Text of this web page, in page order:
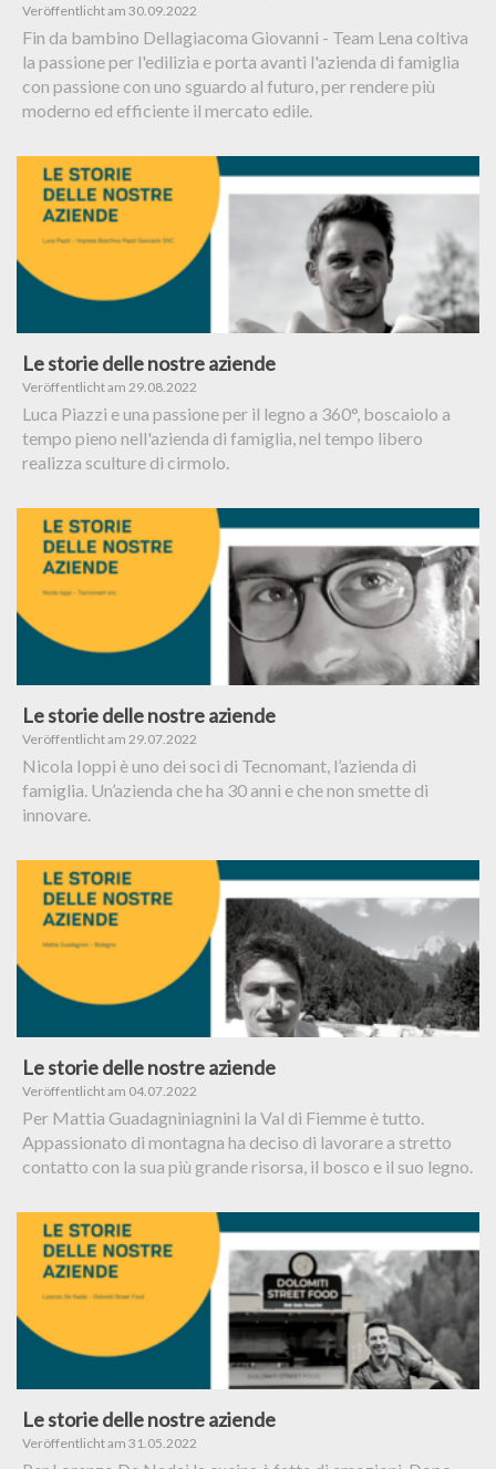
Veröffentlicht am 30.09.2022
Fin da bambino Dellagiacoma Giovanni - Team Lena coltiva
la passione per l'edilizia e porta avanti l'azienda di famiglia
con passione con uno sguardo al futuro, per rendere più
moderno ed efficiente il mercato edile.
Le storie delle nostre aziende
Veröffentlicht am 29.08.2022
Luca Piazzi e una passione per il legno a 360°, boscaiolo a
tempo pieno nell'azienda di famiglia, nel tempo libero
realizza sculture di cirmolo.
Le storie delle nostre aziende
Veröffentlicht am 29.07.2022
Nicola Ioppi è uno dei soci di Tecnomant, l’azienda di
famiglia. Un’azienda che ha 30 anni e che non smette di
innovare.
Le storie delle nostre aziende
Veröffentlicht am 04.07.2022
Per Mattia Guadagniniagnini la Val di Fiemme è tutto.
Appassionato di montagna ha deciso di lavorare a stretto
contatto con la sua più grande risorsa, il bosco e il suo legno.
Le storie delle nostre aziende
Veröffentlicht am 31.05.2022